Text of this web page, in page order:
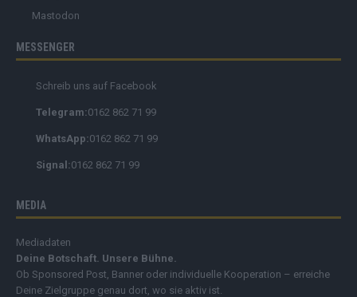
Mastodon
MESSENGER
Schreib uns auf Facebook
Telegram:0162 862 71 99
WhatsApp:0162 862 71 99
Signal:0162 862 71 99
MEDIA
Mediadaten
Deine Botschaft. Unsere Bühne.
Ob Sponsored Post, Banner oder individuelle Kooperation – erreiche
Deine Zielgruppe genau dort, wo sie aktiv ist.